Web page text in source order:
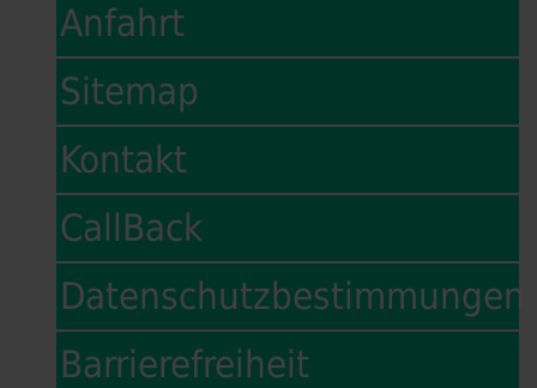
Anfahrt
Sitemap
Kontakt
CallBack
Datenschutzbestimmungen
Barrierefreiheit